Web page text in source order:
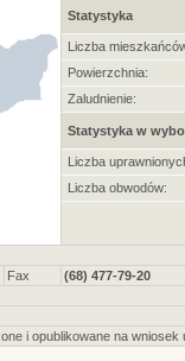
Statystyka
Liczba
Powierzchnia:
Zaludnienie:
Statystyka w
Liczba
Liczba obwodów:
Fax
(68) 477-79-20
i opublikowane na wniosek